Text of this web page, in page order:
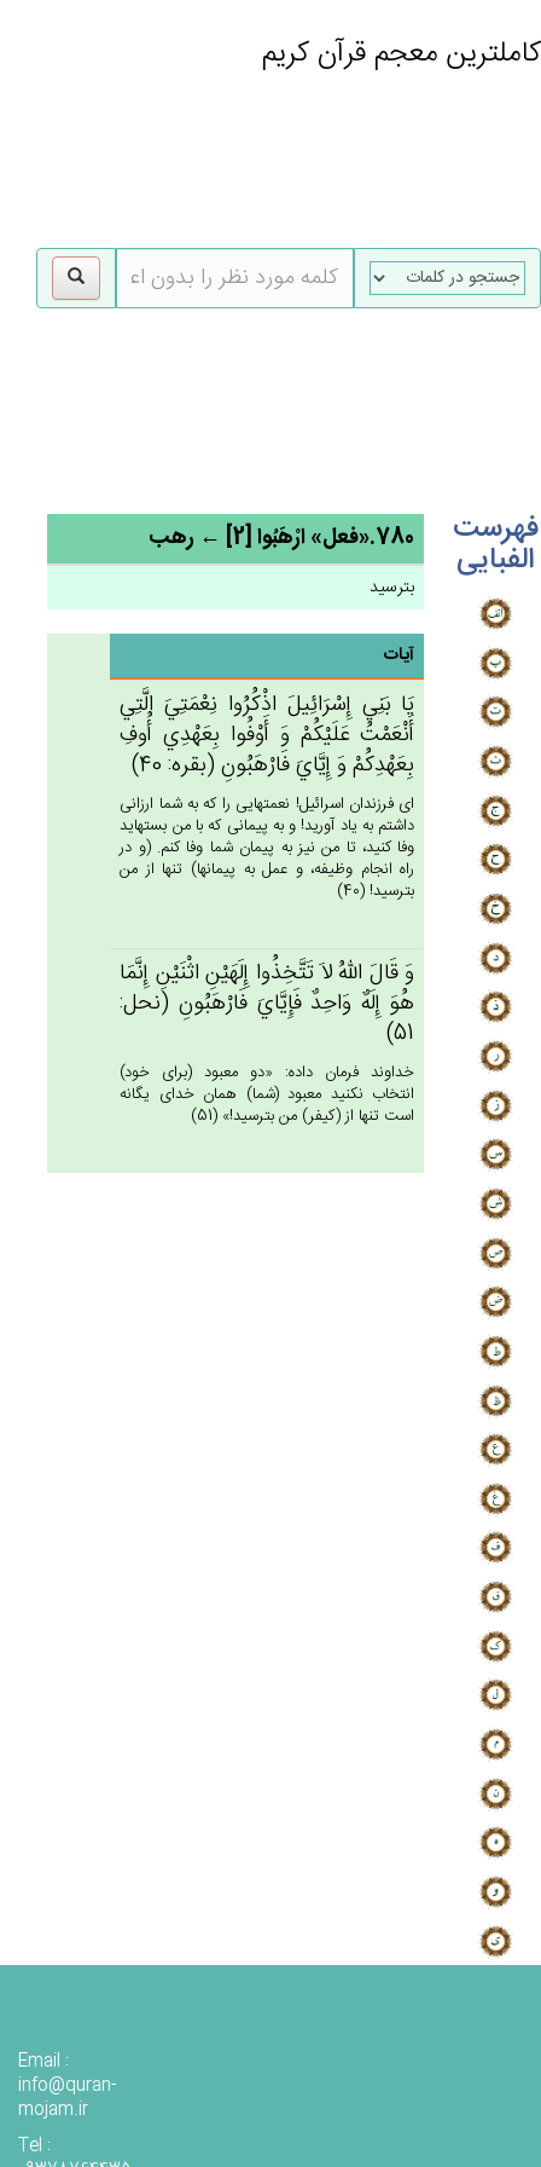
کاملترین معجم قرآن کریم
فهرست
الفبایی 780.«فعل» ارْهَبُوا [2] ← رهب
بترسید
آیات
يَا بَنِي‌ إِسْرَائِيل‌َ اذْكُرُوا نِعْمَتِي‌َ الَّتِي‌
أَنْعَمْت‌ُ عَلَيْكُم‌ْ وَ أَوْفُوا بِعَهْدِي‌ أُوف‌ِ
بِعَهْدِكُم‌ْ وَ إِيَّاي‌َ فَارْهَبُون‌ِ (بقره: 40)
اى فرزندان اسرائيل! نعمتهايى را كه به شما ارزانى
داشتم به ياد آوريد! و به پيمانى كه با من بسته‏ايد
وفا كنيد، تا من نيز به پيمان شما وفا كنم. (و در
راه انجام وظيفه، و عمل به پيمانها) تنها از من
بترسيد! (40)
وَ قَال‌َ الله‌ُ لاَ تَتَّخِذُوا إِلَهَيْن‌ِ اثْنَيْن‌ِ إِنَّمَا
هُوَ إِلَه‌ٌ وَاحِدٌ فَإِيَّاي‌َ فَارْهَبُون‌ِ (نحل:
51)
خداوند فرمان داده: «دو معبود (براى خود)
انتخاب نكنيد معبود (شما) همان خداى يگانه
است تنها از (كيفر) من بترسيد!» (51)
Email :
info@quran-
mojam.ir
Tel :